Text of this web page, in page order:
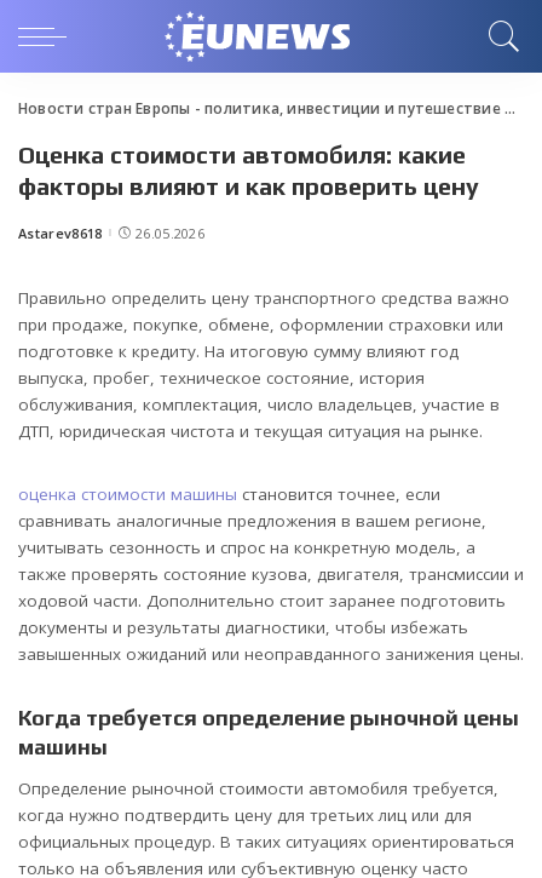
Новости стран Европы - политика, инвестиции и путешествие>
Оценка стоимости автомобиля: какие
факторы влияют и как проверить цену
Posted
Astarev8618 26.05.2026
Правильно определить цену транспортного средства важно
при продаже, покупке, обмене, оформлении страховки или
подготовке к кредиту. На итоговую сумму влияют год
выпуска, пробег, техническое состояние, история
обслуживания, комплектация, число владельцев, участие в
ДТП, юридическая чистота и текущая ситуация на рынке.
оценка стоимости машины становится точнее, если
сравнивать аналогичные предложения в вашем регионе,
учитывать сезонность и спрос на конкретную модель, а
также проверять состояние кузова, двигателя, трансмиссии и
ходовой части. Дополнительно стоит заранее подготовить
документы и результаты диагностики, чтобы избежать
завышенных ожиданий или неоправданного занижения цены.
Когда требуется определение рыночной цены
машины
Определение рыночной стоимости автомобиля требуется,
когда нужно подтвердить цену для третьих лиц или для
официальных процедур. В таких ситуациях ориентироваться
только на объявления или субъективную оценку часто